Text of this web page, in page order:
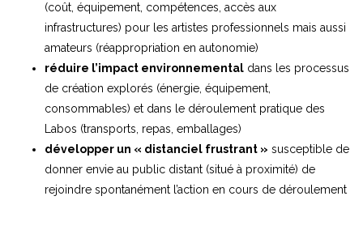
(coût, équipement, compétences, accès aux
infrastructures) pour les artistes professionnels mais aussi
amateurs (réappropriation en autonomie)
réduire l’impact environnemental dans les processus
de création explorés (énergie, équipement,
consommables) et dans le déroulement pratique des
Labos (transports, repas, emballages)
développer un « distanciel frustrant » susceptible de
donner envie au public distant (situé à proximité) de
rejoindre spontanément l’action en cours de déroulement